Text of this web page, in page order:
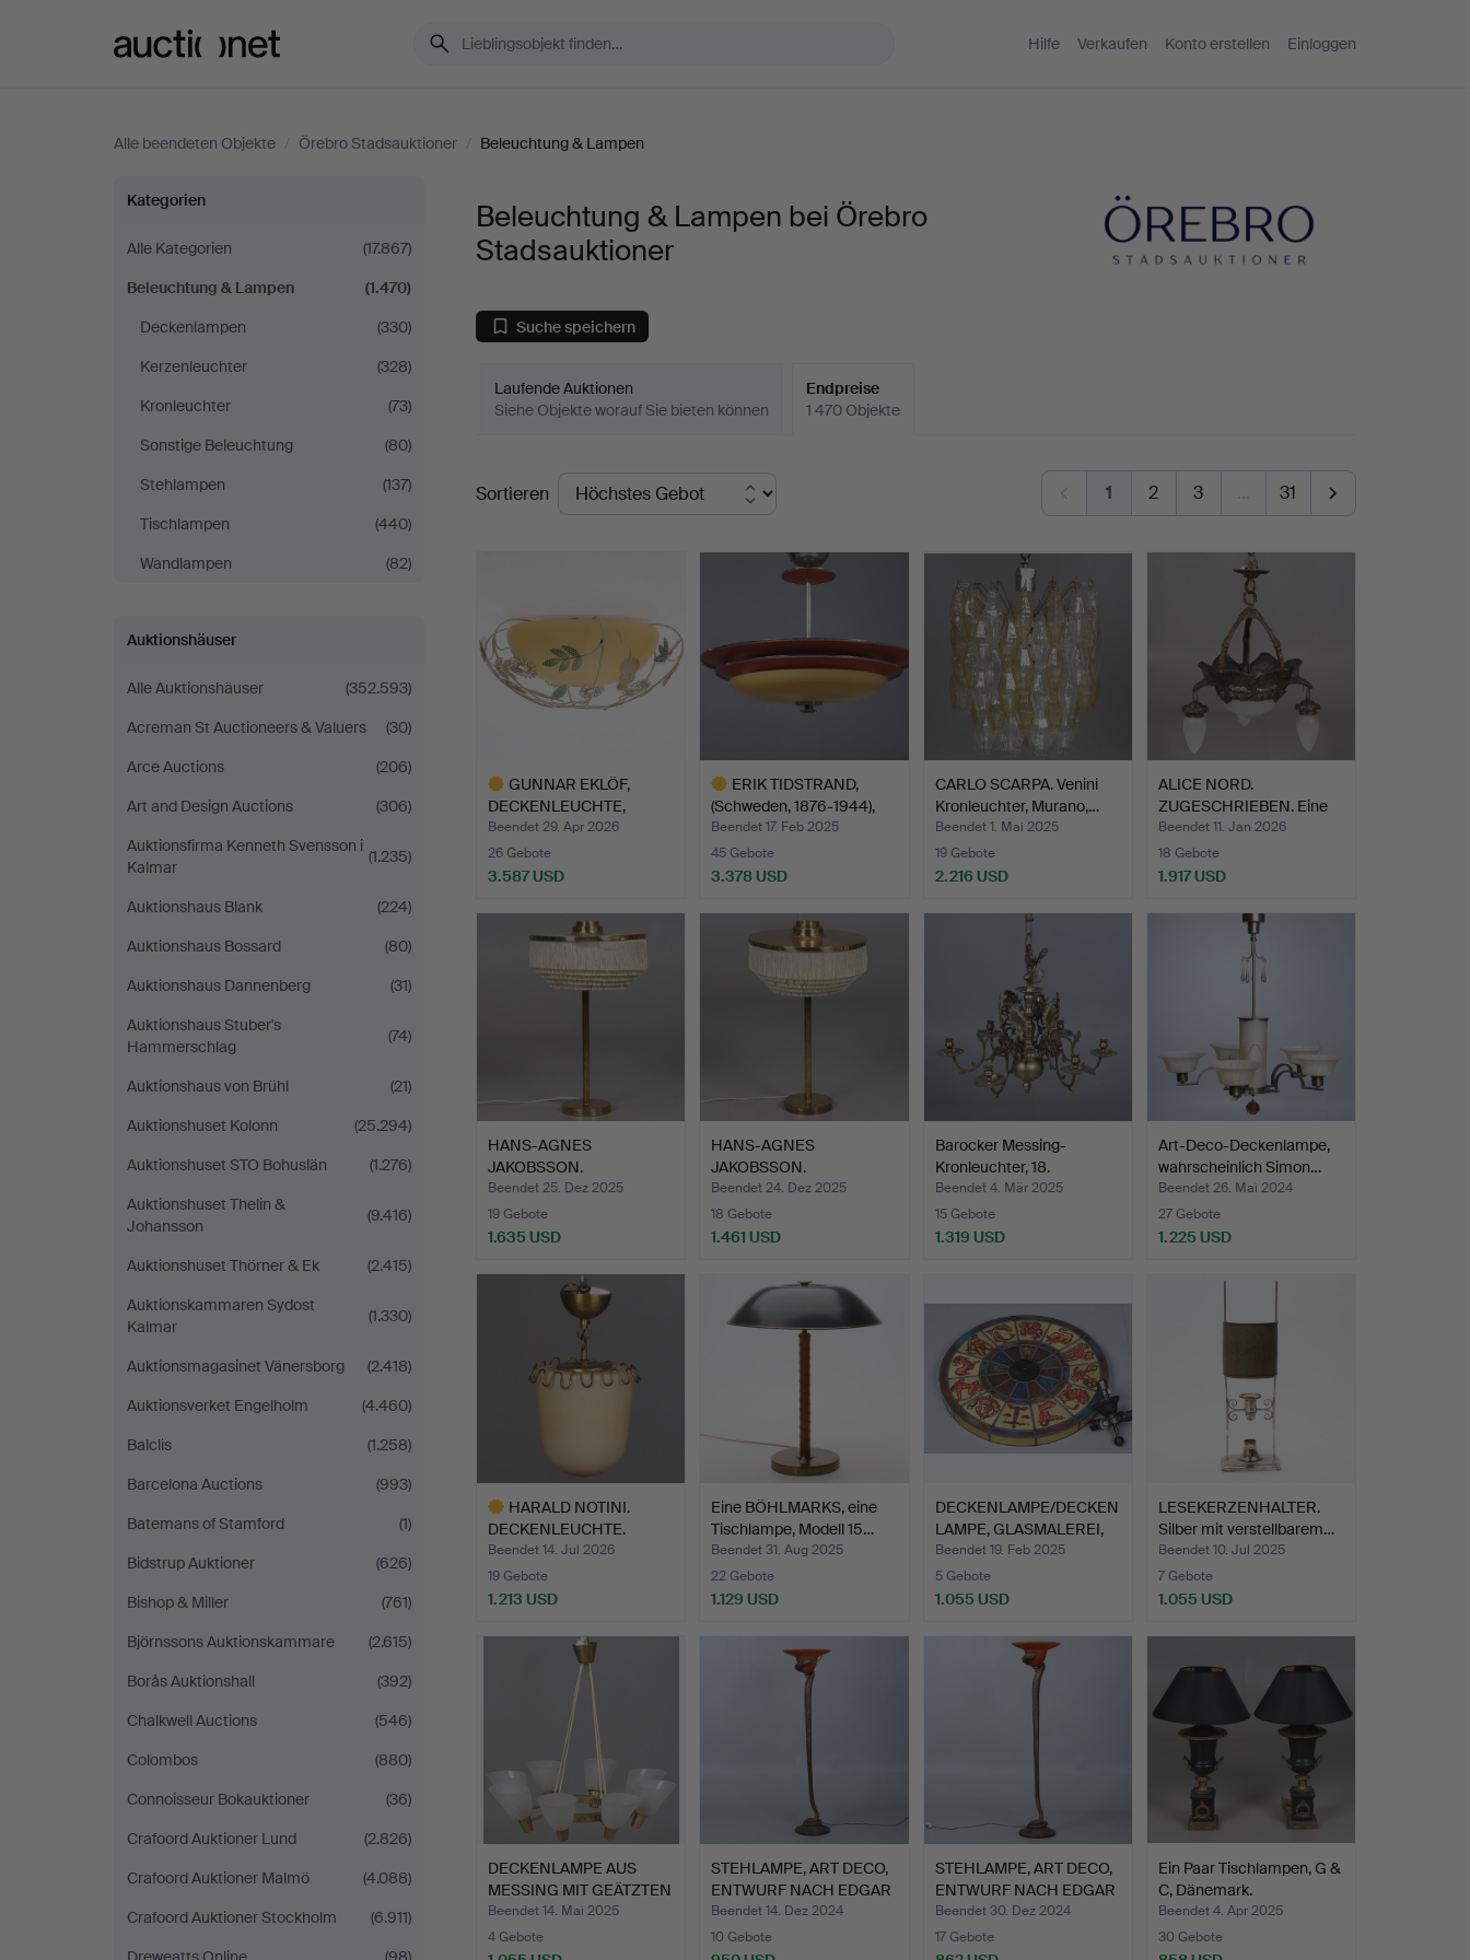
Hilfe Verkaufen Konto erstellen Einloggen
Alle beendeten Objekte / Örebro Stadsauktioner / Beleuchtung & Lampen
Beleuchtung
&
Lampen
bei
Örebro
Stadsauktioner
Kategorien
Alle Kategorien
(17.867)
Beleuchtung & Lampen
(1.470)
Deckenlampen
(330)
Kerzenleuchter
(328)
Kronleuchter
(73)
Sonstige Beleuchtung
(80)
Stehlampen
(137)
Tischlampen
(440)
Wandlampen
(82)
Auktionshäuser
Alle Auktionshäuser
(352.593)
Acreman St Auctioneers & Valuers
(30)
Arce Auctions
(206)
Art and Design Auctions
(306)
Auktionsfirma Kenneth Svensson i
Kalmar
(1.235)
Auktionshaus Blank
(224)
Auktionshaus Bossard
(80)
Auktionshaus Dannenberg
(31)
Auktionshaus Stuber's
Hammerschlag
(74)
Auktionshaus von Brühl
(21)
Auktionshuset Kolonn
(25.294)
Auktionshuset STO Bohuslän
(1.276)
Auktionshuset Thelin &
Johansson
(9.416)
Auktionshuset Thörner & Ek
(2.415)
Auktionskammaren Sydost
Kalmar
(1.330)
Auktionsmagasinet Vänersborg
(2.418)
Auktionsverket Engelholm
(4.460)
Balclis
(1.258)
Barcelona Auctions
(993)
Batemans of Stamford
(1)
Bidstrup Auktioner
(626)
Bishop & Miller
(761)
Björnssons Auktionskammare
(2.615)
Borås Auktionshall
(392)
Chalkwell Auctions
(546)
Colombos
(880)
Connoisseur Bokauktioner
(36)
Crafoord Auktioner Lund
(2.826)
Crafoord Auktioner Malmö
(4.088)
Crafoord Auktioner Stockholm
(6.911)
Beleuchtung & Lampen bei Örebro
Stadsauktioner
Suche speichern
Laufende Auktionen
Siehe Objekte worauf Sie bieten können
Endpreise
1 470 Objekte
Endpreise
Sortieren 1 2 3 … 31
GUNNAR EKLÖF,
DECKENLEUCHTE,
Corona Belysn…
Beendet 29. Apr 2026
26 Gebote
3.587 USD
ERIK TIDSTRAND,
(Schweden, 1876-1944),
Dec…
Beendet 17. Feb 2025
45 Gebote
3.378 USD
CARLO SCARPA. Venini
Kronleuchter, Murano,…
Beendet 1. Mai 2025
19 Gebote
2.216 USD
ALICE NORD.
ZUGESCHRIEBEN. Eine
Deckenleuc…
Beendet 11. Jan 2026
18 Gebote
1.917 USD
HANS-AGNES
JAKOBSSON.
TISCHLAMPE Messing, …
Beendet 25. Dez 2025
19 Gebote
1.635 USD
HANS-AGNES
JAKOBSSON.
TISCHLAMPE Messing, …
Beendet 24. Dez 2025
18 Gebote
1.461 USD
Barocker Messing-
Kronleuchter, 18.
Jahrhun…
Beendet 4. Mär 2025
15 Gebote
1.319 USD
Art-Deco-Deckenlampe,
wahrscheinlich Simon…
Beendet 26. Mai 2024
27 Gebote
1.225 USD
HARALD NOTINI.
DECKENLEUCHTE.
Patiniertes …
Beendet 14. Jul 2026
19 Gebote
1.213 USD
Eine BÖHLMARKS, eine
Tischlampe, Modell 15…
Beendet 31. Aug 2025
22 Gebote
1.129 USD
DECKENLAMPE/DECKEN
LAMPE, GLASMALEREI,
1920…
Beendet 19. Feb 2025
5 Gebote
1.055 USD
LESEKERZENHALTER.
Silber mit verstellbarem…
Beendet 10. Jul 2025
7 Gebote
1.055 USD
DECKENLAMPE AUS
MESSING MIT GEÄTZTEN
GLASB…
Beendet 14. Mai 2025
4 Gebote
STEHLAMPE, ART DECO,
ENTWURF NACH EDGAR
BR…
Beendet 14. Dez 2024
10 Gebote
STEHLAMPE, ART DECO,
ENTWURF NACH EDGAR
BR…
Beendet 30. Dez 2024
17 Gebote
Ein Paar Tischlampen, G &
C, Dänemark.
Beendet 4. Apr 2025
30 Gebote